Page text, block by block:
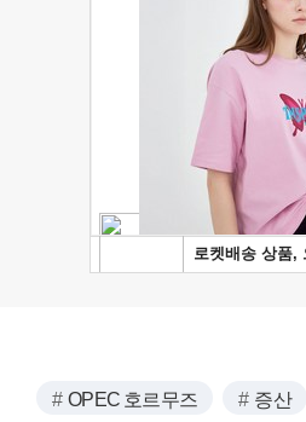
OPEC 호르무즈 증산